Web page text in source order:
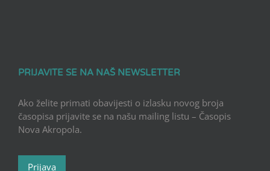
PRIJAVITE SE NA NAŠ NEWSLETTER
Ako želite primati obavijesti o izlasku novog broja
časopisa prijavite se na našu mailing listu – Časopis
Nova Akropola.
Prijava